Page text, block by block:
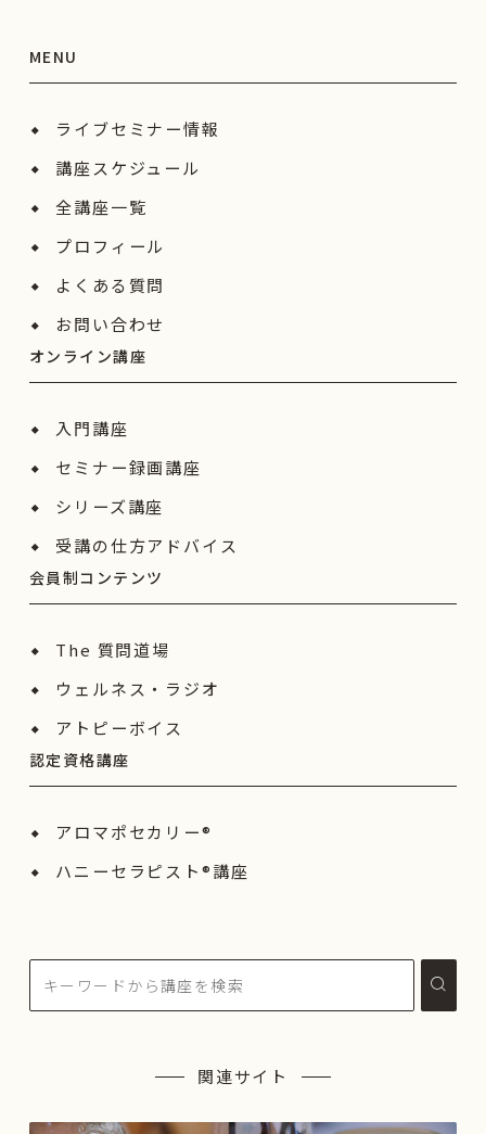
MENU
ライブセミナー情報
講座スケジュール
全講座一覧
プロフィール
よくある質問
お問い合わせ
オンライン講座
入門講座
セミナー録画講座
シリーズ講座
受講の仕方アドバイス
会員制コンテンツ
The 質問道場
ウェルネス・ラジオ
アトピーボイス
認定資格講座
アロマポセカリー®
ハニーセラピスト®︎講座
関連サイト